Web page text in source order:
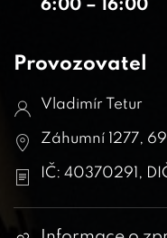
6:00 – 16:00
Provozovatel
Vladimír Tetur
Záhumní 1277,
IČ: 40370291,